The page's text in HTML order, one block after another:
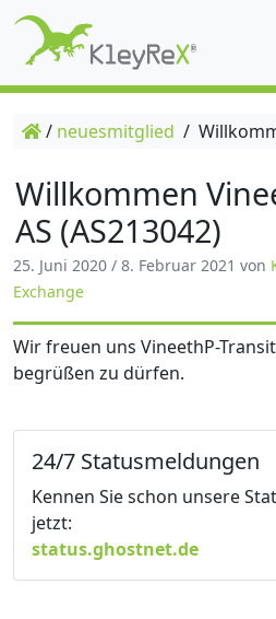
/ neuesmitglied /
Willkommen
AS (AS213042)
25. Juni 2020 / 8. Februar 2021 von
Exchange
Wir freuen uns VineethP-
begrüßen zu dürfen.
24/7 Statusmeldungen
Kennen Sie schon unsere
jetzt:
status.ghostnet.de